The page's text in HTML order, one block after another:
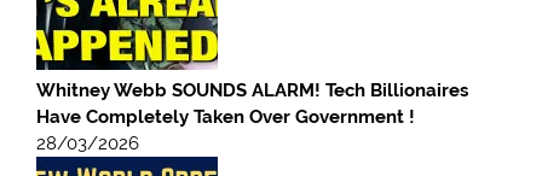
Whitney Webb SOUNDS ALARM! Tech Billionaires
Have Completely Taken Over Government !
28/03/2026